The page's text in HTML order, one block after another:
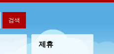
제휴